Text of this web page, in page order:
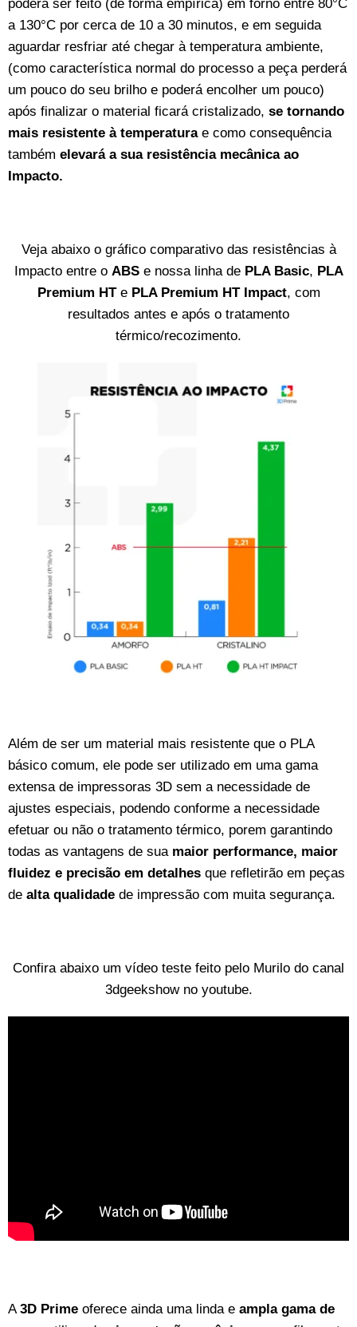
a 130°C por cerca de 10 a 30 minutos, e em seguida
aguardar resfriar até chegar à temperatura ambiente,
(como característica normal do processo a peça perderá
um pouco do seu brilho e poderá encolher um pouco)
após finalizar o material ficará cristalizado, se tornando
mais resistente à temperaturae como consequência
também elevará a sua resistência mecânica ao
Impacto.
Veja abaixo o gráfico comparativo das resistências à
Impacto entre o ABSe nossa linha de PLA Basic, PLA
Premium HTe PLA Premium HT Impact, com
resultados antes e após o tratamento
térmico/recozimento.
Além de ser um material mais resistente que o PLA
básico comum, ele pode ser utilizado em uma gama
extensa de impressoras 3D sem a necessidade de
ajustes especiais, podendo conforme a necessidade
efetuar ou não o tratamento térmico, porem garantindo
todas as vantagens de sua maior performance, maior
fluidez e precisão em detalhes que refletirão em peças
de alta qualidade de impressão com muita segurança.
Confira abaixo um vídeo teste feito pelo Murilo do canal
3dgeekshow no youtube.
A3D Prime oferece ainda uma linda e ampla gama de